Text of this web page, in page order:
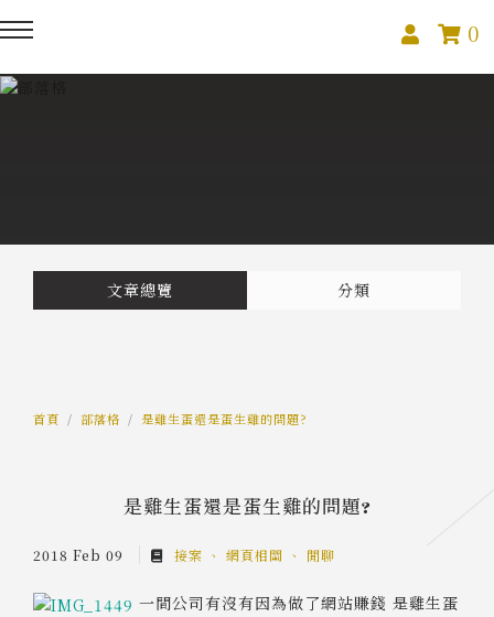
0
預約服務
影像紀錄
我的作品
文章總覽 分類
首頁 部落格 是雞生蛋還是蛋生雞的問題?
是雞生蛋還是蛋生雞的問題?
2018 Feb 09 接案 網頁相關 閒聊
一間公司有沒有因為做了網站賺錢 是雞生蛋